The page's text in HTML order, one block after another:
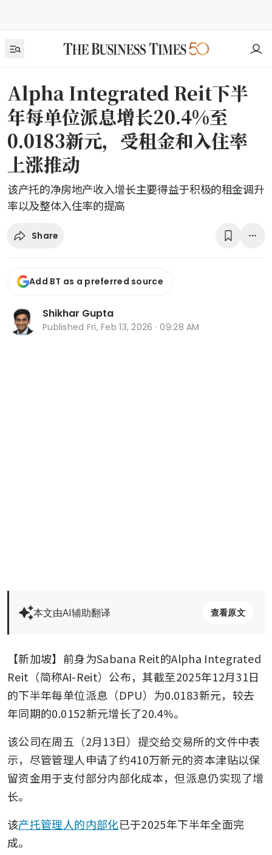
Alpha Integrated Reit下半
年每单位派息增长20.4%至
0.0183新元，受租金和入住率
上涨推动
该产托的净房地产收入增长主要得益于积极的租金调升
率以及整体入住率的提高
Share
Add BT as a preferred source
Shikhar Gupta
Published Fri, Feb 13, 2026 · 09:28 AM
本文由AI辅助翻译 查看原文
【新加坡】前身为Sabana Reit的Alpha Integrated
Reit（简称AI-Reit）公布，其截至2025年12月31日
的下半年每单位派息（DPU）为0.0183新元，较去
年同期的0.0152新元增长了20.4%。
该公司在周五（2月13日）提交给交易所的文件中表
示，尽管管理人申请了约410万新元的资本津贴以保
留资金用于支付部分内部化成本，但派息仍实现了增
长。
该产托管理人的内部化已于2025年下半年全面完
成。